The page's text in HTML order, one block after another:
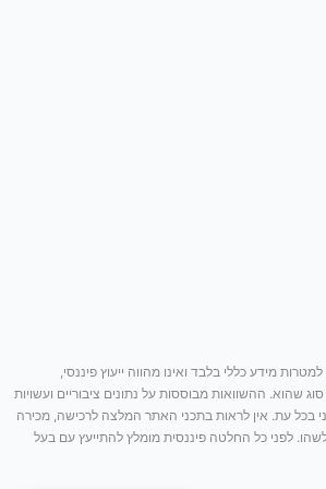
מידע כללי בלבד ואינו מהווה ייעוץ פיננסי,
שהוא. ההשוואות מבוססות על נתונים ציבוריים ועשויות
עת. אין לראות בתכני האתר המלצה לרכישה, מכירה
לפני כל החלטה פיננסית מומלץ להתייעץ עם בעל